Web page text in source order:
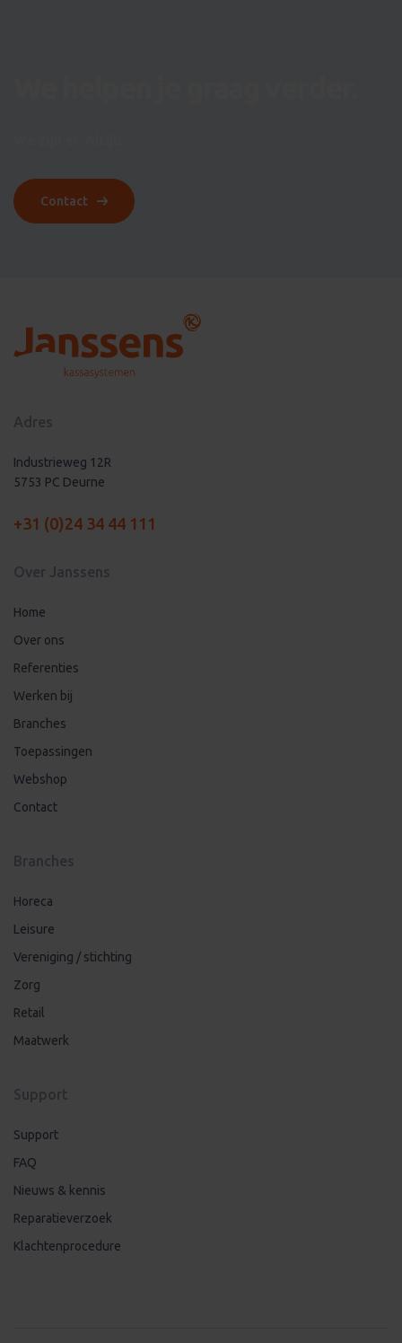
Contact
Industrieweg 12R
5753 PC Deurne
+31 (0)24 34 44 111
Home
Over ons
Referenties
Werken bij
Branches
Toepassingen
Webshop
Contact
Horeca
Leisure
Vereniging / stichting
Zorg
Retail
Maatwerk
Support
FAQ
Nieuws & kennis
Reparatieverzoek
Klachtenprocedure